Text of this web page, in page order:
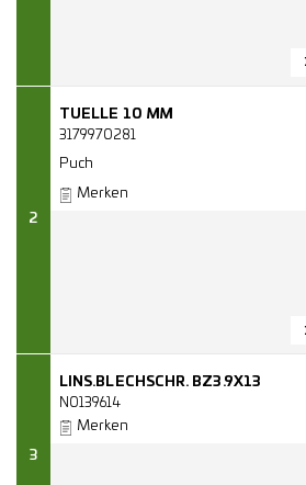
2
TUELLE 10 MM
3179970281
Puch
Merken
3
LINS.BLECHSCHR. BZ3.9X13
N0139614
Merken